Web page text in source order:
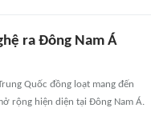
ra Đông Nam Á
Quốc đồng loạt mang đến
rộng hiện diện tại Đông Nam Á.